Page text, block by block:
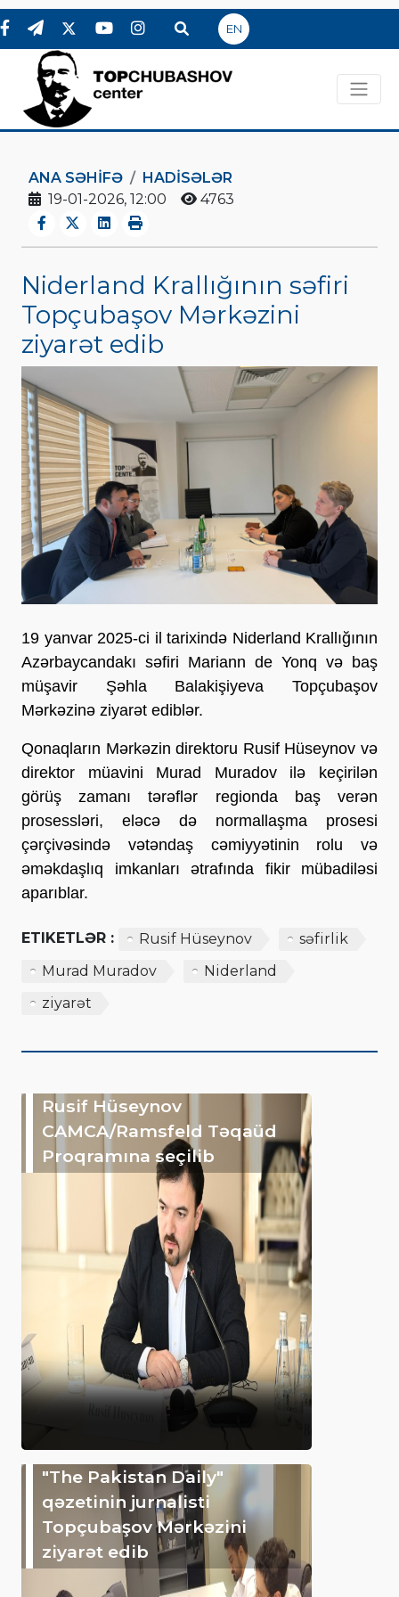
EN
ANA SƏHIFƏ
HADİSƏLƏR
19-01-2026, 12:00
4763
Niderland Krallığının səfiri
Topçubaşov Mərkəzini
ziyarət edib
19 yanvar 2025-ci il tarixində Niderland Krallığının
Azərbaycandakı səfiri Mariann de Yonq və baş
müşavir Şəhla Balakişiyeva Topçubaşov
Mərkəzinə ziyarət ediblər.
Qonaqların Mərkəzin direktoru Rusif Hüseynov və
direktor müavini Murad Muradov ilə keçirilən
görüş zamanı tərəflər regionda baş verən
prosessləri, eləcə də normallaşma prosesi
çərçivəsində vətəndaş cəmiyyətinin rolu və
əməkdaşlıq imkanları ətrafında fikir mübadiləsi
aparıblar.
ETIKETLƏR : Rusif Hüseynov
səfirlik
Murad Muradov
Niderland
ziyarət
Rusif Hüseynov
CAMCA/Ramsfeld Təqaüd
Proqramına seçilib
"The Pakistan Daily"
qəzetinin jurnalisti
Topçubaşov Mərkəzini
ziyarət edib